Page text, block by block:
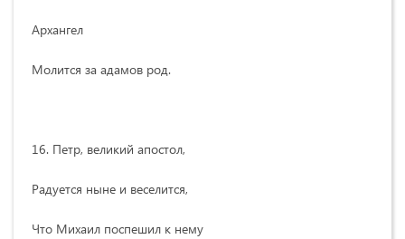
Архангел
Молится за адамов род.
16. Петр, великий апостол,
Радуется ныне и веселится,
Что Михаил поспешил к нему